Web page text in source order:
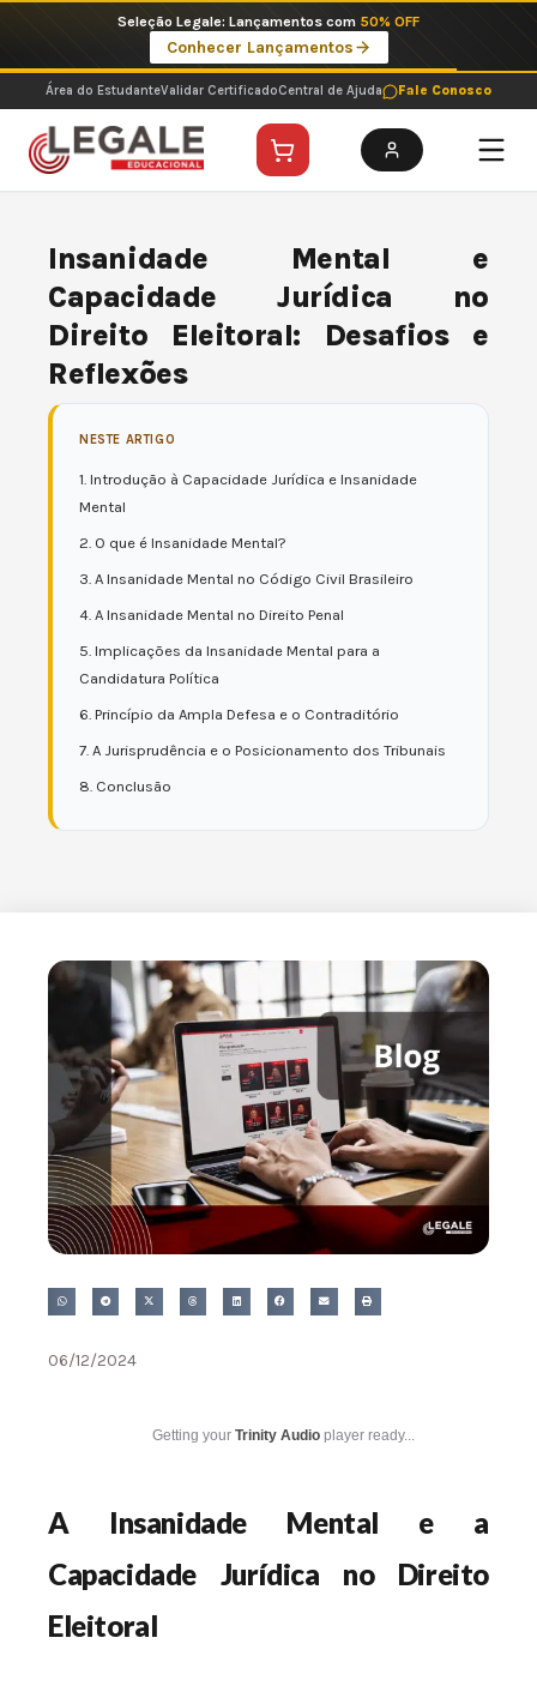
o
conteúdo
Seleção Legale: Lançamentos com 50% OFF
Conhecer Lançamentos
Área do EstudanteValidar CertificadoCentral de Ajuda Fale Conosco
Insanidade Mental e
Capacidade Jurídica no
Direito Eleitoral: Desafios e
Reflexões
NESTE ARTIGO
1. Introdução à Capacidade Jurídica e Insanidade
Mental
2. O que é Insanidade Mental?
3. A Insanidade Mental no Código Civil Brasileiro
4. A Insanidade Mental no Direito Penal
5. Implicações da Insanidade Mental para a
Candidatura Política
6. Princípio da Ampla Defesa e o Contraditório
7. A Jurisprudência e o Posicionamento dos Tribunais
8. Conclusão
06/12/2024
Getting your Trinity Audio player ready...
A Insanidade Mental e a
Capacidade Jurídica no Direito
Eleitoral